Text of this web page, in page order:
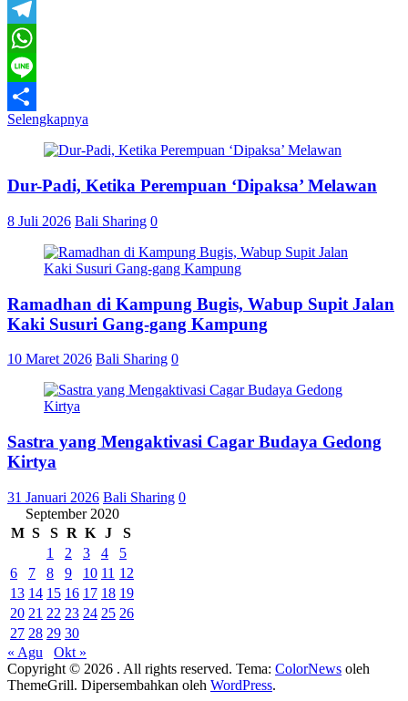
Email
Telegram
WhatsApp
Line
Share
Selengkapnya
Dur-Padi, Ketika Perempuan ‘Dipaksa’ Melawan
8 Juli 2026 Bali Sharing 0
Ramadhan di Kampung Bugis, Wabup Supit Jalan
Kaki Susuri Gang-gang Kampung
10 Maret 2026 Bali Sharing 0
Sastra yang Mengaktivasi Cagar Budaya Gedong
Kirtya
31 Januari 2026 Bali Sharing 0
September 2020
M S S R K J
S
1
2 3 4
5
6
7 8 9 10 11 12
13 14 15 16 17 18 19
20 21 22 23 24 25 26
27 28 29 30
« Agu
Okt »
Copyright © 2026 . All rights reserved. Tema: ColorNews oleh
ThemeGrill. Dipersembahkan oleh WordPress.